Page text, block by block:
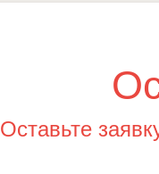
Оставьте